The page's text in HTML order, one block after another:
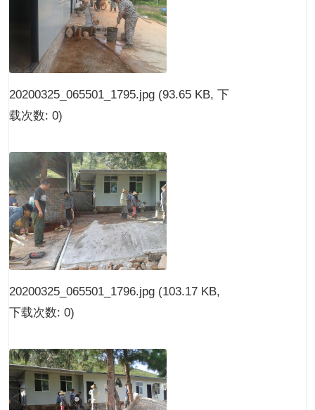
20200325_065501_1795.jpg (93.65 KB, 下
载次数: 0)
20200325_065501_1796.jpg (103.17 KB,
下载次数: 0)